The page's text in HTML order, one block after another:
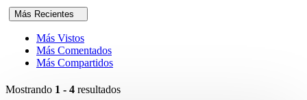
Más Recientes
Más Vistos
Más Comentados
Más Compartidos
Mostrando 1 - 4 resultados